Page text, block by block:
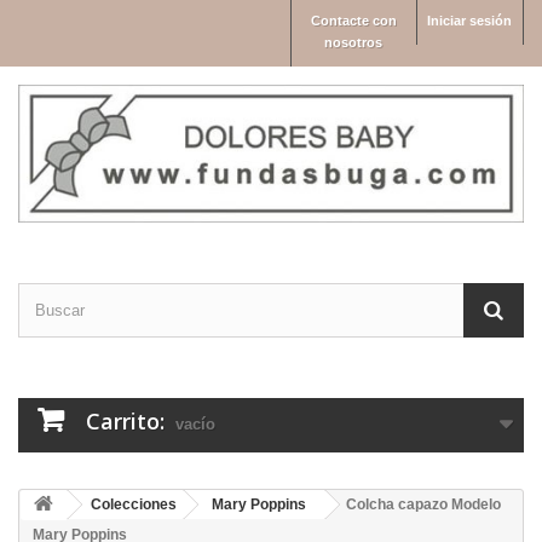
Iniciar sesión
Contacte con
nosotros
Carrito: vacío
Colecciones Mary Poppins
Colcha capazo Modelo
Mary Poppins